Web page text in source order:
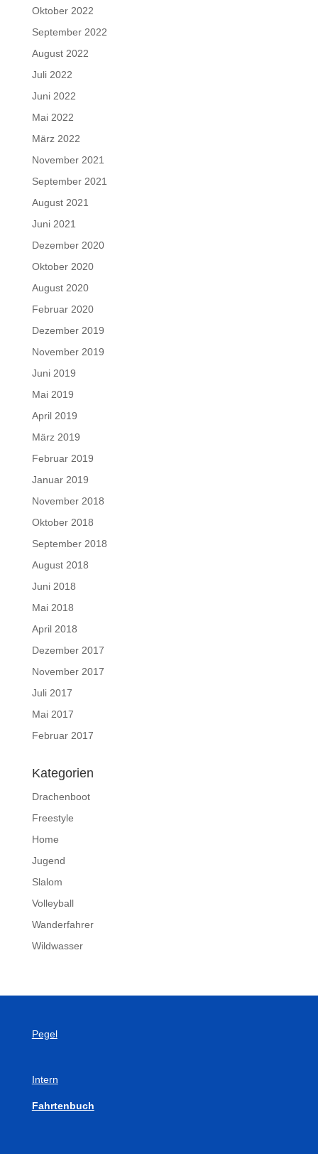
Oktober 2022
September 2022
August 2022
Juli 2022
Juni 2022
Mai 2022
März 2022
November 2021
September 2021
August 2021
Juni 2021
Dezember 2020
Oktober 2020
August 2020
Februar 2020
Dezember 2019
November 2019
Juni 2019
Mai 2019
April 2019
März 2019
Februar 2019
Januar 2019
November 2018
Oktober 2018
September 2018
August 2018
Juni 2018
Mai 2018
April 2018
Dezember 2017
November 2017
Juli 2017
Mai 2017
Februar 2017
Kategorien
Drachenboot
Freestyle
Home
Jugend
Slalom
Volleyball
Wanderfahrer
Wildwasser
Pegel
Intern
Fahrtenbuch